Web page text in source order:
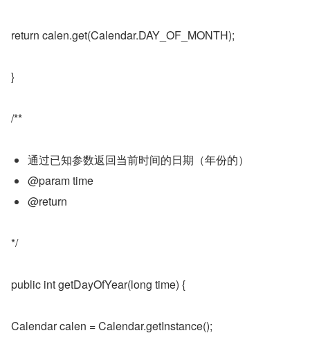
return calen.get(Calendar.DAY_OF_MONTH);
}
/**
通过已知参数返回当前时间的日期（年份的）
@param time
@return
*/
public int getDayOfYear(long time) {
Calendar calen = Calendar.getInstance();